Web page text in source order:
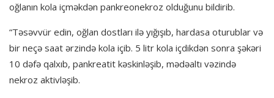
oğlanın kola içməkdən pankreonekroz olduğunu bildirib.
“Təsəvvür edin, oğlan dostları ilə yığışıb, hardasa oturublar və
bir neçə saat ərzində kola içib. 5 litr kola içdikdən sonra şəkəri
10 dəfə qalxıb, pankreatit kəskinləşib, mədəaltı vəzində
nekroz aktivləşib.